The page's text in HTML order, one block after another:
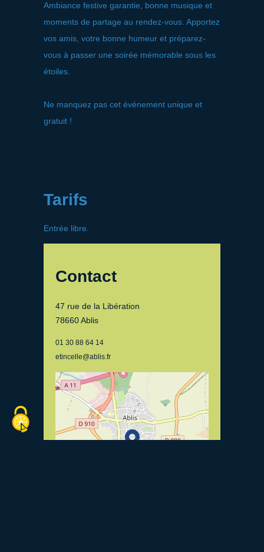
Ambiance festive garantie, bonne musique et
moments de partage au rendez-vous. Apportez
vos amis, votre bonne humeur et préparez-
vous à passer une soirée mémorable sous les
étoiles.
Ne manquez pas cet événement unique et
gratuit !
Tarifs
Entrée libre.
Contact
47 rue de la Libération
78660 Ablis
01 30 88 64 14
etincelle@ablis.fr